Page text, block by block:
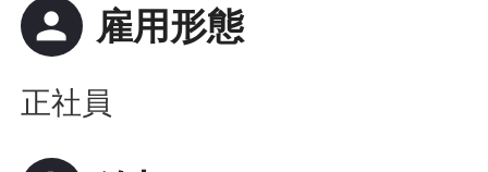
person 雇用形態
正社員